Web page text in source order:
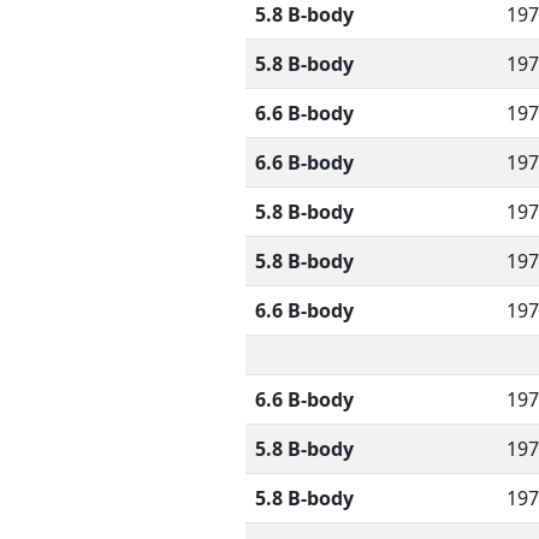
5.8 B-body
5.8 B-body
6.6 B-body
6.6 B-body
5.8 B-body
5.8 B-body
6.6 B-body
6.6 B-body
5.8 B-body
5.8 B-body